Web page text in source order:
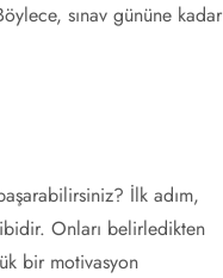
sınav gününe kadar
İlk adım,
Onları belirledikten
bir motivasyon